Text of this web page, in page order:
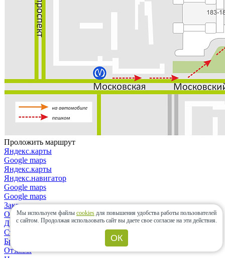
Проложить маршрут
Яндекс.карты
Google maps
Яндекс.карты
Яндекс.навигатор
Google maps
Google maps
Закрыть
О компании
Дизайнерам и архитекторам
Строительным организациям
Бренды
Отзывы
Мы используем файлы cookies для повышения удобства работы пользователей
с сайтом. Продолжая использовать сайт вы даете свое согласие на эти действия.
ОК